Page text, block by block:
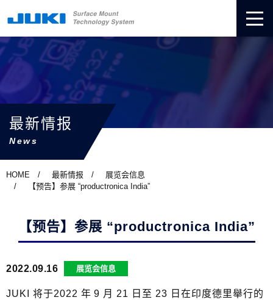
最新情报
News
HOME 最新情报
展览会信息
【预告】参展 “productronica India”
【预告】参展 “productronica India”
2022.09.16 展览会信息
JUKI 将于2022 年 9 月 21 日至 23 日在印度德里舉行的